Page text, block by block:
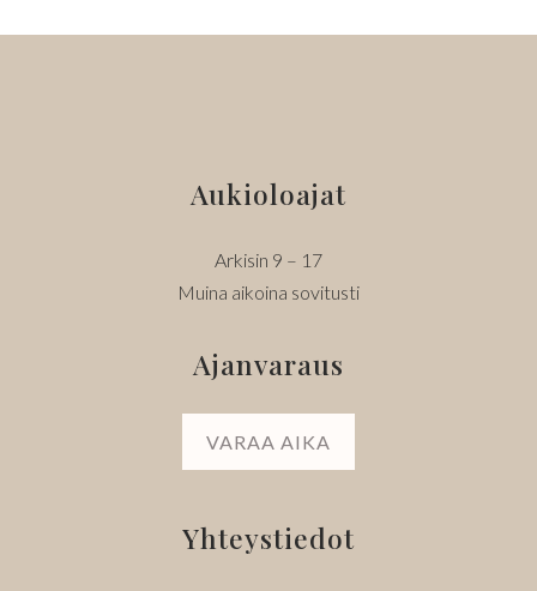
Aukioloajat
Arkisin 9 – 17
Muina aikoina sovitusti
Ajanvaraus
VARAA AIKA
Yhteystiedot